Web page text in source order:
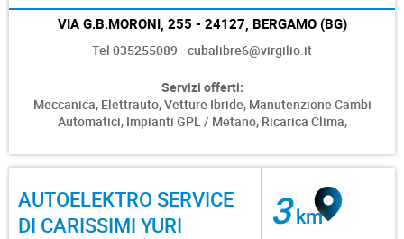
VIA G.B.MORONI, 255 - 24127, BERGAMO (BG)
Tel 035255089 - cubalibre6@virgilio.it
Servizi offerti:
Meccanica, Elettrauto,Vetture Ibride, Manutenzione Cambi
Automatici, Impianti GPL / Metano, Ricarica Clima,
AUTOELEKTRO SERVICE
DI CARISSIMI YURI
3km